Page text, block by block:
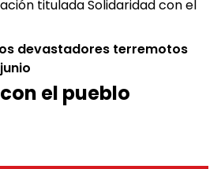
devastadores terremotos
el pueblo